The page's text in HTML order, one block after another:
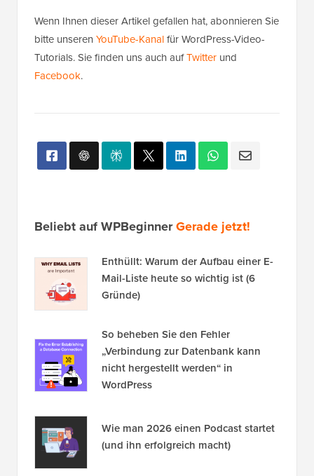
Wenn Ihnen dieser Artikel gefallen hat, abonnieren Sie
bitte unseren YouTube-Kanalfür WordPress-Video-
Tutorials. Sie finden uns auch aufTwitter und
Facebook.
Beliebt auf WPBeginnerGerade jetzt!
Enthüllt: Warum der Aufbau einer E-
Mail-Liste heute so wichtig ist (6
Gründe)
So beheben Sie den Fehler
„Verbindung zur Datenbank kann
nicht hergestellt werden“ in
WordPress
Wie man 2026 einen Podcast startet
(und ihn erfolgreich macht)